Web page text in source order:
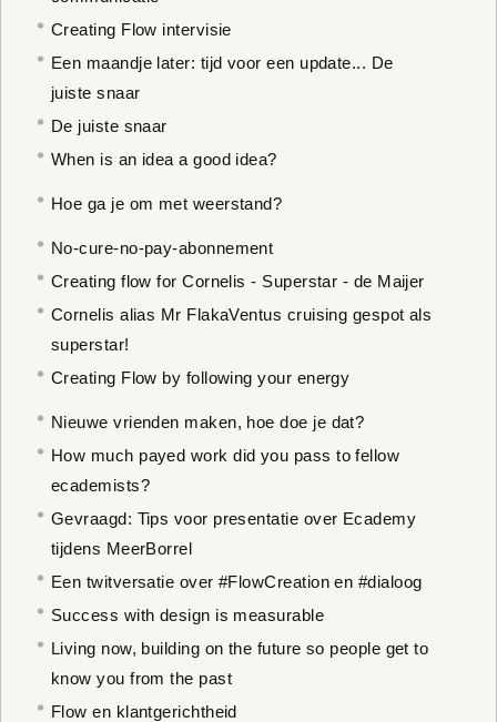
Creating Flow intervisie
Een maandje later: tijd voor een update... De
juiste snaar
De juiste snaar
When is an idea a good idea?
Hoe ga je om met weerstand?
No-cure-no-pay-abonnement
Creating flow for Cornelis - Superstar - de Maijer
Cornelis alias Mr FlakaVentus cruising gespot als
superstar!
Creating Flow by following your energy
Nieuwe vrienden maken, hoe doe je dat?
How much payed work did you pass to fellow
ecademists?
Gevraagd: Tips voor presentatie over Ecademy
tijdens MeerBorrel
Een twitversatie over #FlowCreation en #dialoog
Success with design is measurable
Living now, building on the future so people get to
know you from the past
Flow en klantgerichtheid